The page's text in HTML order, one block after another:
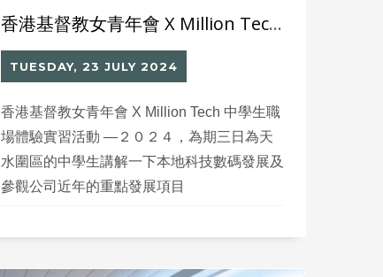
香港基督教女青年會 X Million Tech 中學生職場體驗實習活動
TUESDAY, 23 JULY 2024
香港基督教女青年會 X Million Tech 中學生職
場體驗實習活動 —２０２４，為期三日為天
水圍區的中學生講解一下本地科技數碼發展及
參觀公司近年的重點發展項目